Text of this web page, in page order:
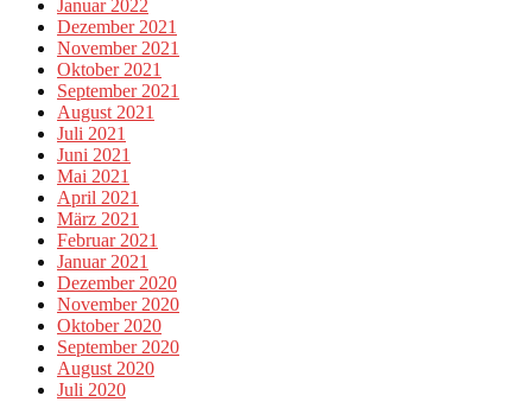
Januar 2022
Dezember 2021
November 2021
Oktober 2021
September 2021
August 2021
Juli 2021
Juni 2021
Mai 2021
April 2021
März 2021
Februar 2021
Januar 2021
Dezember 2020
November 2020
Oktober 2020
September 2020
August 2020
Juli 2020